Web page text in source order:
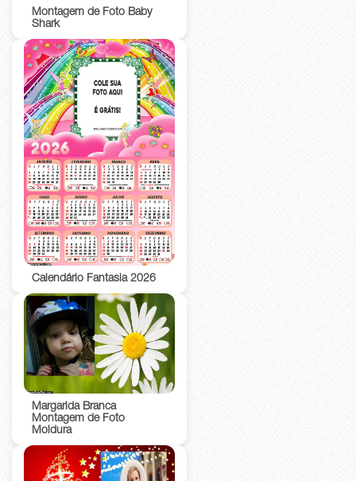
Montagem de Foto Baby
Shark
Calendário Fantasia 2026
Margarida Branca
Montagem de Foto
Moldura